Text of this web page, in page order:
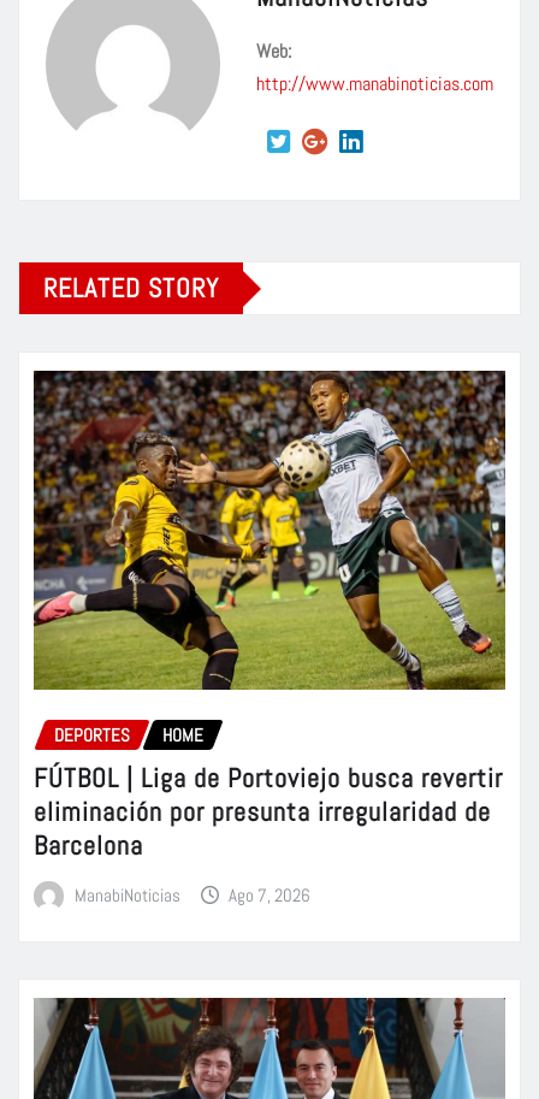
Web:
http://www.manabinoticias.com
RELATED STORY
DEPORTES HOME
FÚTBOL | Liga de Portoviejo busca revertir
eliminación por presunta irregularidad de
Barcelona
ManabiNoticias Ago 7, 2026